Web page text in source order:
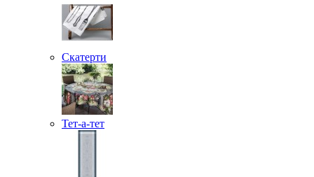
Скатерти
Тет-а-тет